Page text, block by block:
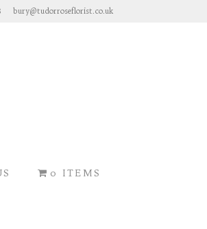
bury@tudorroseflorist.co.uk
0 ITEMS